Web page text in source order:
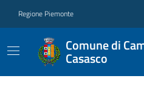
Regione Piemonte
Comune di
Casasco